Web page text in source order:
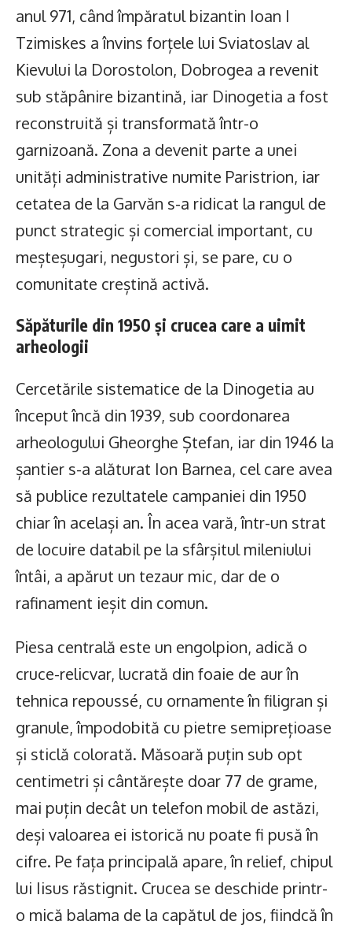
anul 971, când împăratul bizantin Ioan I
Tzimiskes a învins forțele lui Sviatoslav al
Kievului la Dorostolon, Dobrogea a revenit
sub stăpânire bizantină, iar Dinogetia a fost
reconstruită și transformată într-o
garnizoană. Zona a devenit parte a unei
unități administrative numite Paristrion, iar
cetatea de la Garvăn s-a ridicat la rangul de
punct strategic și comercial important, cu
meșteșugari, negustori și, se pare, cu o
comunitate creștină activă.
Săpăturile din 1950 și crucea care a uimit
arheologii
Cercetările sistematice de la Dinogetia au
început încă din 1939, sub coordonarea
arheologului Gheorghe Ștefan, iar din 1946 la
șantier s-a alăturat Ion Barnea, cel care avea
să publice rezultatele campaniei din 1950
chiar în același an. În acea vară, într-un strat
de locuire databil pe la sfârșitul mileniului
întâi, a apărut un tezaur mic, dar de o
rafinament ieșit din comun.
Piesa centrală este un engolpion, adică o
cruce-relicvar, lucrată din foaie de aur în
tehnica repoussé, cu ornamente în filigran și
granule, împodobită cu pietre semiprețioase
și sticlă colorată. Măsoară puțin sub opt
centimetri și cântărește doar 77 de grame,
mai puțin decât un telefon mobil de astăzi,
deși valoarea ei istorică nu poate fi pusă în
cifre. Pe fața principală apare, în relief, chipul
lui Iisus răstignit. Crucea se deschide printr-
o mică balama de la capătul de jos, fiindcă în